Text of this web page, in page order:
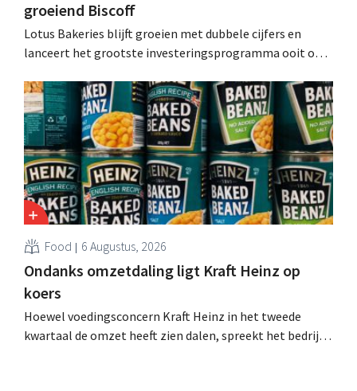
groeiend Biscoff
Lotus Bakeries blijft groeien met dubbele cijfers en
lanceert het grootste investeringsprogramma ooit om
moeten dit momentum grijpen”.
Food 6 Augustus, 2026
Ondanks omzetdaling ligt Kraft Heinz op
koers
Hoewel voedingsconcern Kraft Heinz in het tweede
kwartaal de omzet heeft zien dalen, spreekt het bedrijf